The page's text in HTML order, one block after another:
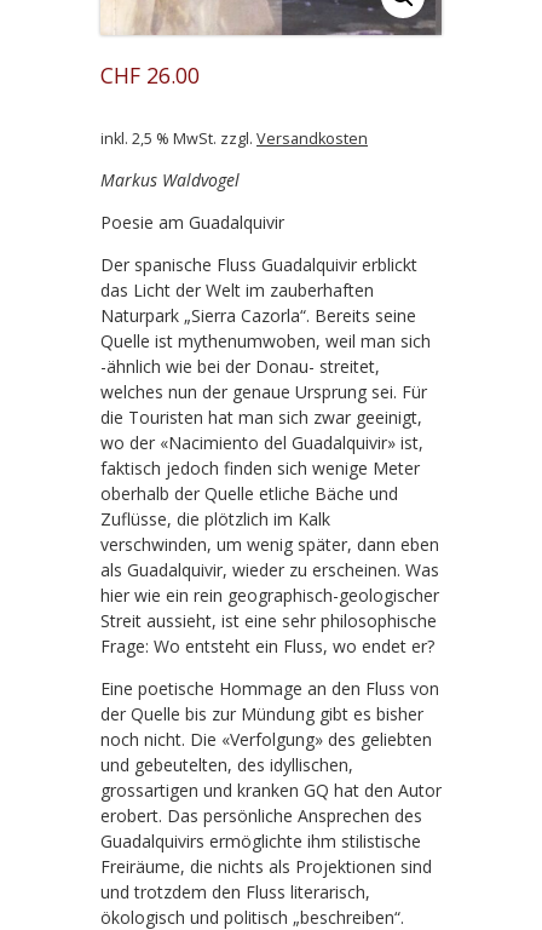
CHF 26.00
inkl. 2,5 % MwSt. zzgl. Versandkosten
Markus Waldvogel
Poesie am Guadalquivir
Der spanische Fluss Guadalquivir erblickt
das Licht der Welt im zauberhaften
Naturpark „Sierra Cazorla“. Bereits seine
Quelle ist mythenumwoben, weil man sich
-ähnlich wie bei der Donau- streitet,
welches nun der genaue Ursprung sei. Für
die Touristen hat man sich zwar geeinigt,
wo der «Nacimiento del Guadalquivir» ist,
faktisch jedoch finden sich wenige Meter
oberhalb der Quelle etliche Bäche und
Zuflüsse, die plötzlich im Kalk
verschwinden, um wenig später, dann eben
als Guadalquivir, wieder zu erscheinen. Was
hier wie ein rein geographisch-geologischer
Streit aussieht, ist eine sehr philosophische
Frage: Wo entsteht ein Fluss, wo endet er?
Eine poetische Hommage an den Fluss von
der Quelle bis zur Mündung gibt es bisher
noch nicht. Die «Verfolgung» des geliebten
und gebeutelten, des idyllischen,
grossartigen und kranken GQ hat den Autor
erobert. Das persönliche Ansprechen des
Guadalquivirs ermöglichte ihm stilistische
Freiräume, die nichts als Projektionen sind
und trotzdem den Fluss literarisch,
ökologisch und politisch „beschreiben“.